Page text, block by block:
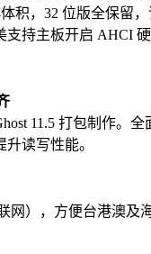
积，32 位版全保留
支持主板开启 AHCI
11.5 打包制作。
读写性能。
网），方便台港澳及